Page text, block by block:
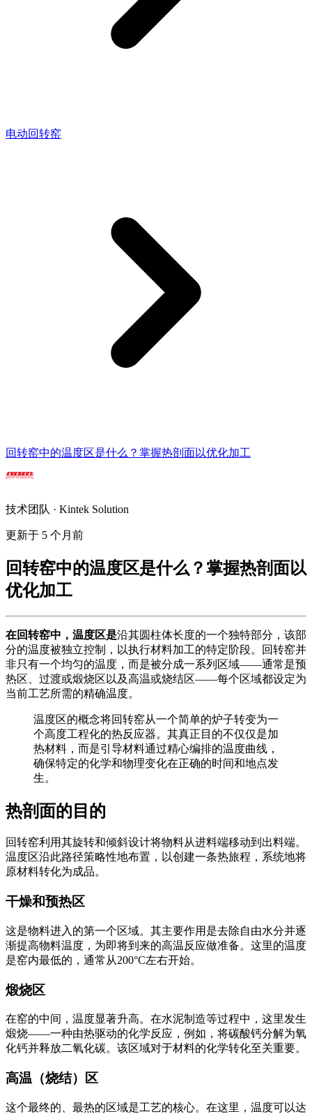
电动回转窑
回转窑中的温度区是什么？掌握热剖面以优化加工
技术团队 · Kintek Solution
更新于 5 个月前
回转窑中的温度区是什么？掌握热剖面以
优化加工
在回转窑中，温度区是沿其圆柱体长度的一个独特部分，该部
分的温度被独立控制，以执行材料加工的特定阶段。回转窑并
非只有一个均匀的温度，而是被分成一系列区域——通常是预
热区、过渡或煅烧区以及高温或烧结区——每个区域都设定为
当前工艺所需的精确温度。
温度区的概念将回转窑从一个简单的炉子转变为一
个高度工程化的热反应器。其真正目的不仅仅是加
热材料，而是引导材料通过精心编排的温度曲线，
确保特定的化学和物理变化在正确的时间和地点发
生。
热剖面的目的
回转窑利用其旋转和倾斜设计将物料从进料端移动到出料端。
温度区沿此路径策略性地布置，以创建一条热旅程，系统地将
原材料转化为成品。
干燥和预热区
这是物料进入的第一个区域。其主要作用是去除自由水分并逐
渐提高物料温度，为即将到来的高温反应做准备。这里的温度
是窑内最低的，通常从200°C左右开始。
煅烧区
在窑的中间，温度显著升高。在水泥制造等过程中，这里发生
煅烧——一种由热驱动的化学反应，例如，将碳酸钙分解为氧
化钙并释放二氧化碳。该区域对于材料的化学转化至关重要。
高温（烧结）区
这个最终的、最热的区域是工艺的核心。在这里，温度可以达